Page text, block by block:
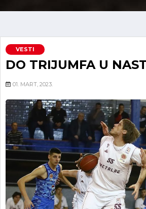
VESTI
DO TRIJUMFA U
01. MART, 2023.